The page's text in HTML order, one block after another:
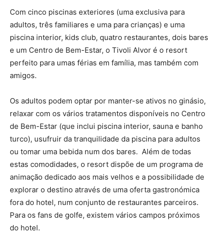
Com cinco piscinas exteriores (uma exclusiva para
adultos, três familiares e uma para crianças) e uma
piscina interior, kids club, quatro restaurantes, dois bares
e um Centro de Bem-Estar, o Tivoli Alvor é o resort
perfeito para umas férias em família, mas também com
amigos.
Os adultos podem optar por manter-se ativos no ginásio,
relaxar com os vários tratamentos disponíveis no Centro
de Bem-Estar (que inclui piscina interior, sauna e banho
turco), usufruir da tranquilidade da piscina para adultos
ou tomar uma bebida num dos bares. Além de todas
estas comodidades, o resort dispõe de um programa de
animação dedicado aos mais velhos e a possibilidade de
explorar o destino através de uma oferta gastronómica
fora do hotel, num conjunto de restaurantes parceiros.
Para os fans de golfe, existem vários campos próximos
do hotel.